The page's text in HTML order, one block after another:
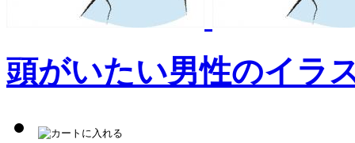
頭がいたい男性のイラ